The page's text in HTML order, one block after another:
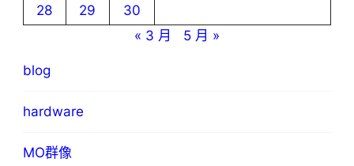
28
29
30
« 3 月
5 月 »
blog
hardware
MO群像